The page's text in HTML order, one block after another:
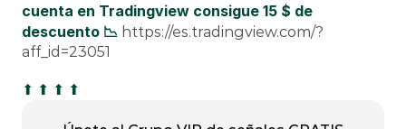
cuenta en Tradingview consigue 15 $ de
descuento 📉 https://es.tradingview.com/?
aff_id=23051
⬆ ⬆ ⬆ ⬆